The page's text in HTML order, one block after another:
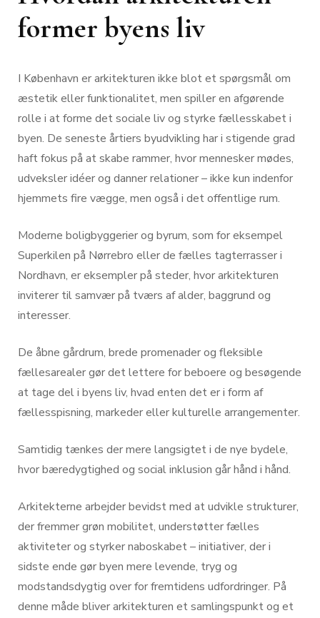
former byens liv
I København er arkitekturen ikke blot et spørgsmål om
æstetik eller funktionalitet, men spiller en afgørende
rolle i at forme det sociale liv og styrke fællesskabet i
byen. De seneste årtiers byudvikling har i stigende grad
haft fokus på at skabe rammer, hvor mennesker mødes,
udveksler idéer og danner relationer – ikke kun indenfor
hjemmets fire vægge, men også i det offentlige rum.
Moderne boligbyggerier og byrum, som for eksempel
Superkilen på Nørrebro eller de fælles tagterrasser i
Nordhavn, er eksempler på steder, hvor arkitekturen
inviterer til samvær på tværs af alder, baggrund og
interesser.
De åbne gårdrum, brede promenader og fleksible
fællesarealer gør det lettere for beboere og besøgende
at tage del i byens liv, hvad enten det er i form af
fællesspisning, markeder eller kulturelle arrangementer.
Samtidig tænkes der mere langsigtet i de nye bydele,
hvor bæredygtighed og social inklusion går hånd i hånd.
Arkitekterne arbejder bevidst med at udvikle strukturer,
der fremmer grøn mobilitet, understøtter fælles
aktiviteter og styrker naboskabet – initiativer, der i
sidste ende gør byen mere levende, tryg og
modstandsdygtig over for fremtidens udfordringer. På
denne måde bliver arkitekturen et samlingspunkt og et